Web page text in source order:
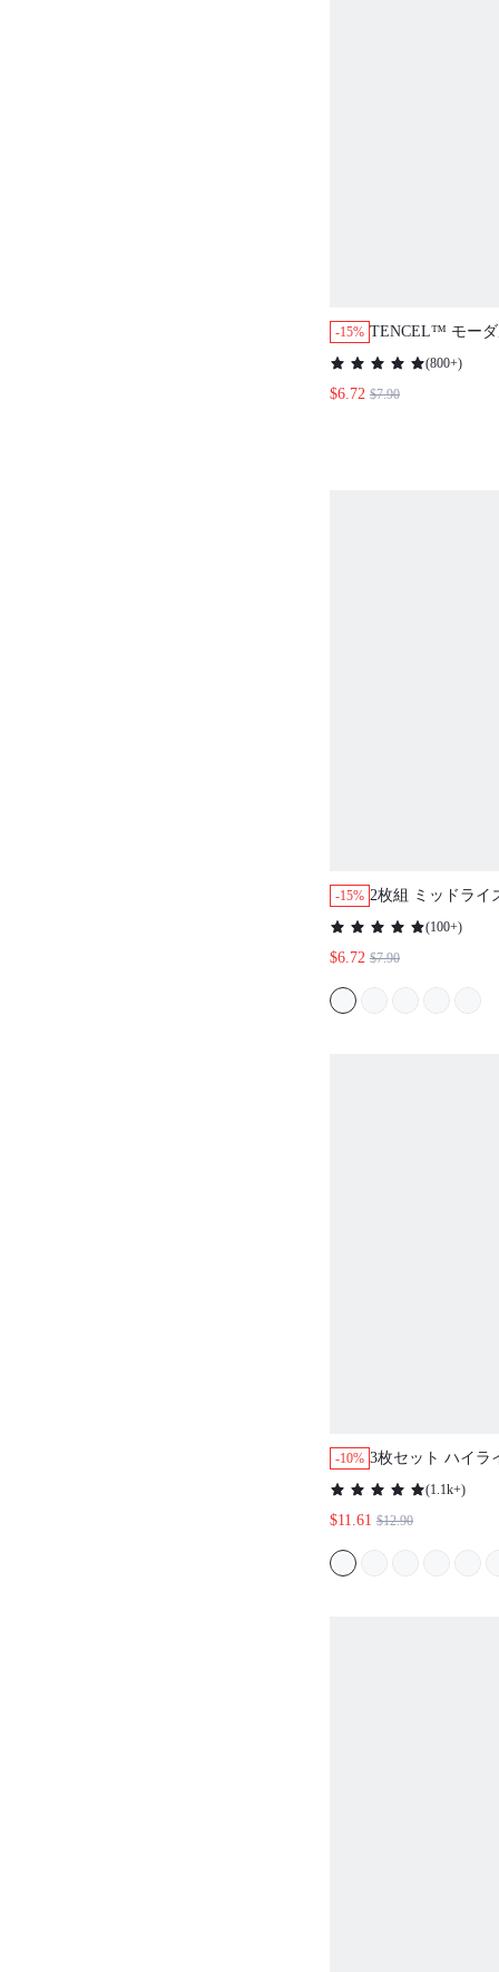
-15% TENCEL™ モー
ハイウエスト レ
ツ 女性用 下着
な必需品 2枚パッ
(800+)
$6.72 $7.90
-15% 2枚組 ミッドライ
ーショー ブリー
着パンティーセ
コンフォート
(100+)
$6.72 $7.90
-10% 3枚セット ハイラ
ーシック コット
ショーツ パンテ
カラーの快適設計
(1.1k+)
$11.61 $12.90